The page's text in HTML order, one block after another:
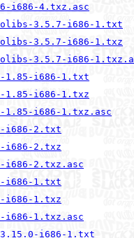
i686-4.txz.asc
3.5.7-i686-1.txt
3.5.7-i686-1.txz
3.5.7-i686-
1.85-i686-1.txt
1.85-i686-1.txz
1.85-i686-1.txz.asc
i686-2.txt
i686-2.txz
i686-2.txz.asc
i686-1.txt
i686-1.txz
i686-1.txz.asc
i686-1.txt